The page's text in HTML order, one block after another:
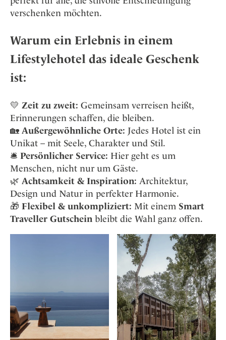
verschenken möchten.
Warum ein Erlebnis in einem
Lifestylehotel das ideale Geschenk
ist:
💛 Zeit zu zweit: Gemeinsam verreisen heißt,
Erinnerungen schaffen, die bleiben.
🏡 Außergewöhnliche Orte: Jedes Hotel ist ein
Unikat – mit Seele, Charakter und Stil.
🛎 Persönlicher Service: Hier geht es um
Menschen, nicht nur um Gäste.
🌿 Achtsamkeit & Inspiration: Architektur,
Design und Natur in perfekter Harmonie.
🎁 Flexibel & unkompliziert: Mit einem Smart
Traveller Gutschein bleibt die Wahl ganz offen.